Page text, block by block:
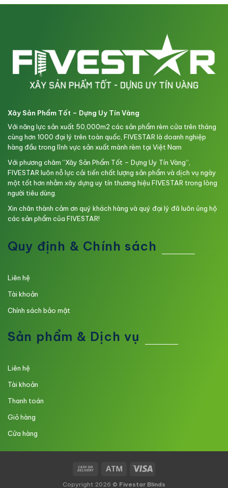
Xây Sản Phẩm Tốt – Dựng Uy Tín Vàng
Với năng lực sản xuất 50,000m2 các sản phẩm rèm cửa trên tháng
cùng hơn 1000 đại lý trên toàn quốc, FIVESTAR là doanh nghiệp
hàng đầu trong lĩnh vực sản xuất mành rèm tại Việt Nam
Với phương châm “Xây Sản Phẩm Tốt – Dựng Uy Tín Vàng”,
FIVESTAR luôn nỗ lực cải tiến chất lượng sản phẩm và dịch vụ ngày
một tốt hơn nhằm xây dựng uy tín thương hiệu FIVESTAR trong lòng
người tiêu dùng.
Xin chân thành cảm ơn quý khách hàng và quý đại lý đã luôn ủng hộ
các sản phẩm của FIVESTAR!
Quy định & Chính sách
Liên hệ
Tài khoản
Chính sách bảo mật
Sản phẩm & Dịch vụ
Liên hệ
Tài khoản
Thanh toán
Giỏ hàng
Cửa hàng
Copyright 2026 © Fivestar Blinds